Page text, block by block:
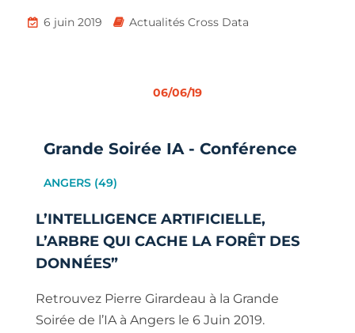
6 juin 2019 Actualités Cross Data
06/06/19
Grande Soirée IA - Conférence
ANGERS (49)
L’INTELLIGENCE ARTIFICIELLE,
L’ARBRE QUI CACHE LA FORÊT DES
DONNÉES”
Retrouvez Pierre Girardeau à la Grande
Soirée de l’IA à Angers le 6 Juin 2019.